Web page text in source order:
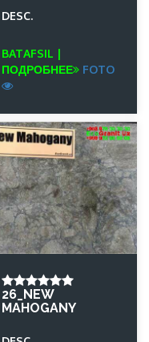
DESC.
BATAFSIL |
ПОДРОБНЕЕ
FOTO
26_NEW
MAHOGANY